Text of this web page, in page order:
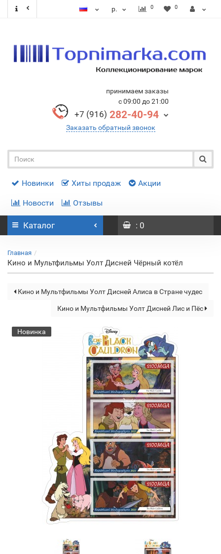
р. 0 0
принимаем заказы
с 09:00 до 21:00
+7 (916) 282-40-94
Заказать обратный звонок
Новинки Хиты продаж Акции
Новости Отзывы
Каталог : 0
Главная
Кино и Мультфильмы Уолт Дисней Чёрный котёл
Кино и Мультфильмы Уолт Дисней Алиса в Стране чудес
Кино и Мультфильмы Уолт Дисней Лис и Пёс
Новинка